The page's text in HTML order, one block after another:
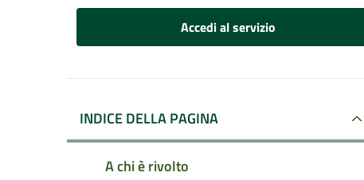
Accedi al servizio
INDICE DELLA PAGINA
A chi è rivolto